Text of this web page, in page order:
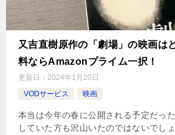
又吉直樹原作の「劇場」の映画は
料ならAmazonプライム一択！
更新日： 2024年1月20日
VODサービス
映画
本当は今年の春に公開される予定だっ
していた方も沢山いたのではないでし